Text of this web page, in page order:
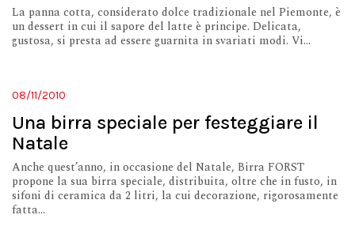
La panna cotta, considerato dolce tradizionale nel Piemonte, è
un dessert in cui il sapore del latte è principe. Delicata,
gustosa, si presta ad essere guarnita in svariati modi. Vi...
08/11/2010
Una birra speciale per festeggiare il
Natale
Anche quest’anno, in occasione del Natale, Birra FORST
propone la sua birra speciale, distribuita, oltre che in fusto, in
sifoni di ceramica da 2 litri, la cui decorazione, rigorosamente
fatta...